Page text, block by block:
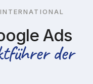
Ads
der